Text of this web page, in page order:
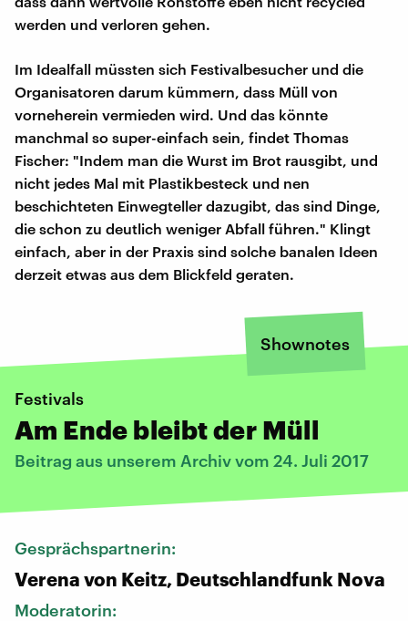
werden und verloren gehen.
Im Idealfall müssten sich Festivalbesucher und die
Organisatoren darum kümmern, dass Müll von
vorneherein vermieden wird. Und das könnte
manchmal so super-einfach sein, findet Thomas
Fischer: "Indem man die Wurst im Brot rausgibt, und
nicht jedes Mal mit Plastikbesteck und nen
beschichteten Einwegteller dazugibt, das sind Dinge,
die schon zu deutlich weniger Abfall führen." Klingt
einfach, aber in der Praxis sind solche banalen Ideen
derzeit etwas aus dem Blickfeld geraten.
Shownotes
Festivals
Am Ende bleibt der Müll
Beitrag aus unserem Archiv vom 24. Juli 2017
Gesprächspartnerin:
Verena von Keitz, Deutschlandfunk Nova
Moderatorin: